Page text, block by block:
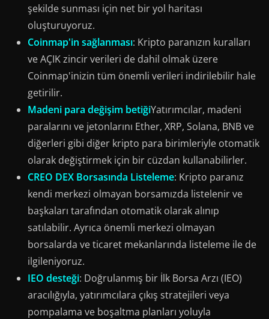
şekilde sunması için net bir yol haritası
oluşturuyoruz.
Coinmap'in sağlanması: Kripto paranızın kuralları
ve AÇIK zincir verileri de dahil olmak üzere
Coinmap'inizin tüm önemli verileri indirilebilir hale
getirilir.
Madeni para değişim betiğiYatırımcılar, madeni
paralarını ve jetonlarını Ether, XRP, Solana, BNB ve
diğerleri gibi diğer kripto para birimleriyle otomatik
olarak değiştirmek için bir cüzdan kullanabilirler.
CREO DEX Borsasında Listeleme: Kripto paranız
kendi merkezi olmayan borsamızda listelenir ve
başkaları tarafından otomatik olarak alınıp
satılabilir. Ayrıca önemli merkezi olmayan
borsalarda ve ticaret mekanlarında listeleme ile de
ilgileniyoruz.
IEO desteği: Doğrulanmış bir İlk Borsa Arzı (IEO)
aracılığıyla, yatırımcılara çıkış stratejileri veya
pompalama ve boşaltma planları yoluyla